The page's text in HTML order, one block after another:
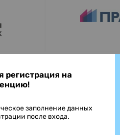
регистрация на
заполнение данных
после входа.